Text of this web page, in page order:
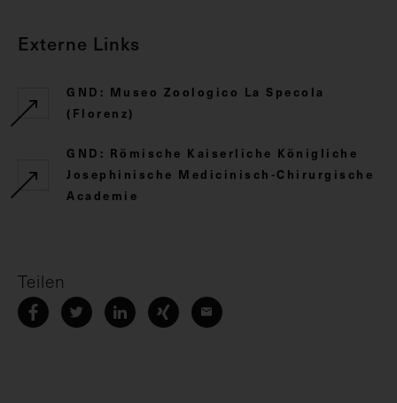
Externe Links
GND: Museo Zoologico La Specola
(Florenz)
GND: Römische Kaiserliche Königliche
Josephinische Medicinisch-Chirurgische
Academie
Teilen